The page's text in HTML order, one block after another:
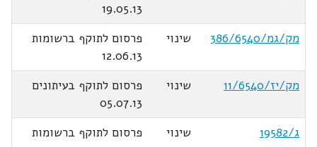
19.05.13
מק/גמ/386/6540
שינוי
פרסום לתוקף ברשומות
12.06.13
מק/יז/11/6540
שינוי
פרסום לתוקף בעיתונים
05.07.13
ג/19582
שינוי
פרסום לתוקף ברשומות